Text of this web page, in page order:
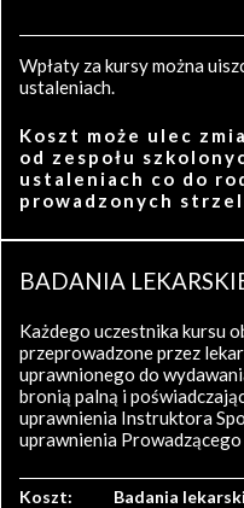
Wpłaty za kursy można
ustaleniach.
Koszt może ulec
od zespołu
ustaleniach co do
prowadzonych
BADANIA
Każdego uczestnika kursu
przeprowadzone przez
uprawnionego do
bronią palną i
uprawnienia Instruktora
uprawnienia
Koszt:
Badania